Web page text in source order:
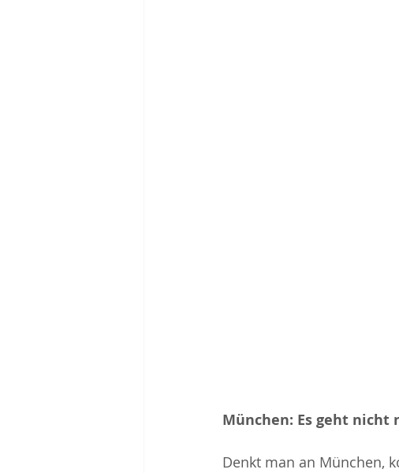
München: Es geht nicht
Denkt man an München,